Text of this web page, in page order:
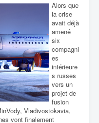
Alors que
la crise
avait déjà
amené
six
compagni
es
intérieure
s russes
vers un
projet de
fusion
Vladivostokavia,
vont finalement